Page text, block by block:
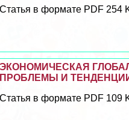
Статья в формате PDF 254
ЭКОНОМИЧЕСКАЯ
ПРОБЛЕМЫ И
Статья в формате PDF 109